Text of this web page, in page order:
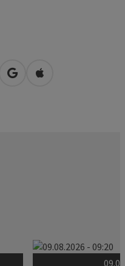
Openen in Google Maps
Openen in Apple